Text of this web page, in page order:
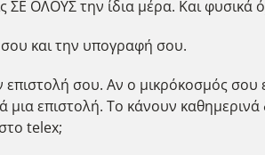
ΣΕ ΟΛΟΥΣ την ίδια μέρα. Και φυσικά
και την υπογραφή σου.
σου. Αν ο μικρόκοσμός
μια επιστολή. Το κάνουν
telex;